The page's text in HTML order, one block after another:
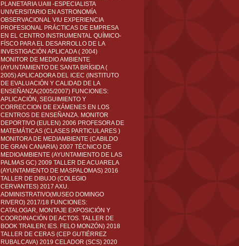
PLANETARIA UAIII -ESPECIALISTA
UNIVERSITARIO EN ASTRONOMÍA
OBSERVACIONAL VIU EXPERIENCIA
PROFESIONAL PRÁCTICAS DE EMPRESA
EN EL CENTRO INSTRUMENTAL QUÍMICO-
FÍSCO PARA EL DESARROLLO DE LA
INVESTIGACIÓN APLICADA ( 2004)
MONITOR DE MEDIO AMBIENTE
(AYUNTAMIENTO DE SANTA BRÍGIDA (
2005) APLICADORA DEL ICEC (INSTITUTO
DE EVALUACIÓN Y CALIDAD DE LA
ENSEÑANZA(2005/2007) FUNCIONES:
APLICACIÓN, SEGUIMIENTO Y
CORRECCION DE EXÁMENES EN LOS
CENTROS DE ENSEÑANZA. MONITOR
DEPORTIVO (EULEN) 2006 PROFESORA DE
MATEMÁTICAS (CLASES PARTICULARES )
MONITORA DE MEDIAMBIENTE (CABILDO
DE GRAN CANARIA) 2007 TÉCNICO DE
MEDIOAMBIENTE (AYUNTAMIENTO DE LAS
PALMAS GC) 2009 TALLER DE ACUARELA
(AYUNTAMIENTO DE MASPALOMAS) 2016
TALLER DE DIBUJO (COLEGIO
CERVANTES) 2017 AXU.
ADMINISTRATIVO(MUSEO DOMINGO
RIVERO) 2017/18 FUNCIONES:
CATALOGAR, MONTAJE EXPOSICIÓN Y
COORDINACIÓN DE ACTOS. TALLER DE
BOOK TRAILER( IES. FELO MONZÓN) 2018
TALLER DE CERAS (CEP GUTIÉRREZ
RUBALCAVA) 2019 CELADOR (SCS) 2020